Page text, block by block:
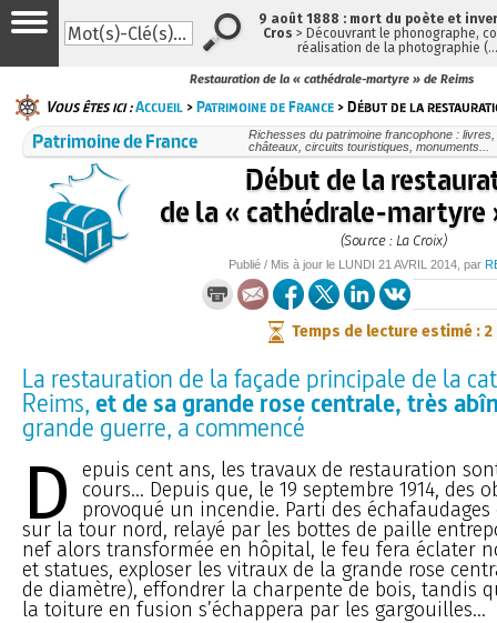
Restauration de la « cathédrale-martyre » de Reims
Vous êtes ici :Accueil >Patrimoine de France > Début de la
Patrimoine de France
Richesses du patrimoine francophone :
châteaux, circuits touristiques, monuments...
Début de la
de la « cathédrale-martyre
(Source : La Croix)
Publié / Mis à jour le LUNDI 21 AVRIL 2014 , par
Temps de lecture estimé : 2
La restauration de la façade principale de la
Reims,et de sa grande rose centrale, très
grande guerre, a commencé
D
epuis cent ans, les travaux de restauration
cours… Depuis que, le 19 septembre 1914, des
provoqué un incendie. Parti des échafaudages
sur la tour nord, relayé par les bottes de paille
nef alors transformée en hôpital, le feu fera éclater
et statues, exploser les vitraux de la grande rose
de diamètre), effondrer la charpente de bois, tandis
la toiture en fusion s’échappera par les gargouilles…
9 août 1888 : mort du poète et
Cros > Découvrant le phonographe,
réalisation de la photographie